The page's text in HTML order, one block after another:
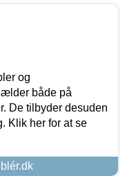
og
både på
De tilbyder desuden
Klik her for at se